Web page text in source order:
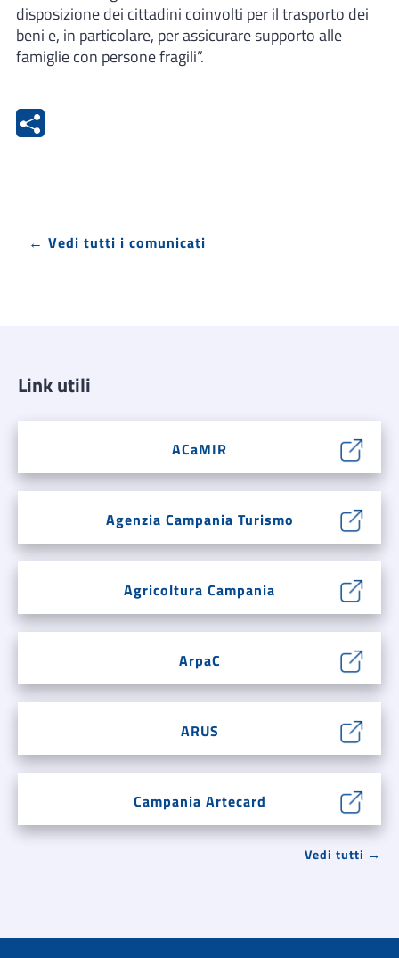
disposizione dei cittadini coinvolti per il trasporto dei
beni e, in particolare, per assicurare supporto alle
famiglie con persone fragili”.
← Vedi tutti i comunicati
Link utili
ACaMIR
Agenzia Campania Turismo
Agricoltura Campania
ArpaC
ARUS
Campania Artecard
Vedi tutti →